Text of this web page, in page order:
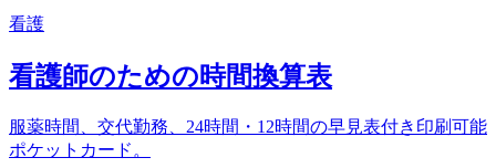
看護
看護師のための時間換算表
服薬時間、交代勤務、24時間・12時間の早見表付き印刷可能
ポケットカード。